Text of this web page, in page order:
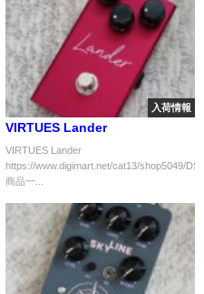
入荷情報
VIRTUES Lander
VIRTUES Lander
https://www.digimart.net/cat13/shop5049/
商品一...